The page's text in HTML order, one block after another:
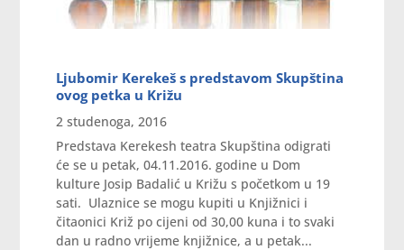
Ljubomir Kerekeš s predstavom Skupština
ovog petka u Križu
2 studenoga, 2016
Predstava Kerekesh teatra Skupština odigrati
će se u petak, 04.11.2016. godine u Dom
kulture Josip Badalić u Križu s početkom u 19
sati. Ulaznice se mogu kupiti u Knjižnici i
čitaonici Križ po cijeni od 30,00 kuna i to svaki
dan u radno vrijeme knjižnice, a u petak...